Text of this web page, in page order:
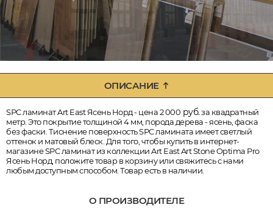
ОПИСАНИЕ
SPC ламинат Art East Ясень Норд - цена 2 000 руб.за квадратный
метр. Это покрытие толщиной 4 мм, порода дерева - ясень, фаска
без фаски. Тиснение поверхность SPC ламината имеет светлый
оттенок и матовый блеск. Для того, чтобы купить в интернет-
магазине SPC ламинат из коллекции Art East Art Stone Optima Pro
Ясень Норд, положите товар в корзину или свяжитесь с нами
любым доступным способом. Товар есть в наличии.
О ПРОИЗВОДИТЕЛЕ